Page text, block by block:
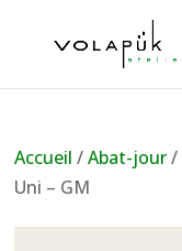
Accueil /Abat-jour/
Uni – GM